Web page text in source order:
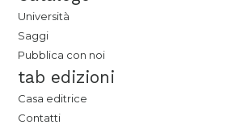
Università
Saggi
Pubblica con noi
tab edizioni
Casa editrice
Contatti